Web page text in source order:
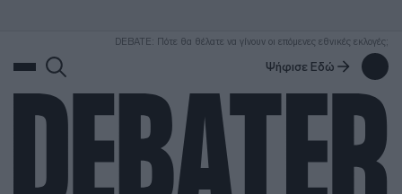
DEBATE: Πότε θα θέλατε να γίνουν οι επόμενες εθνικές εκλογές;
Ψήφισε Εδώ